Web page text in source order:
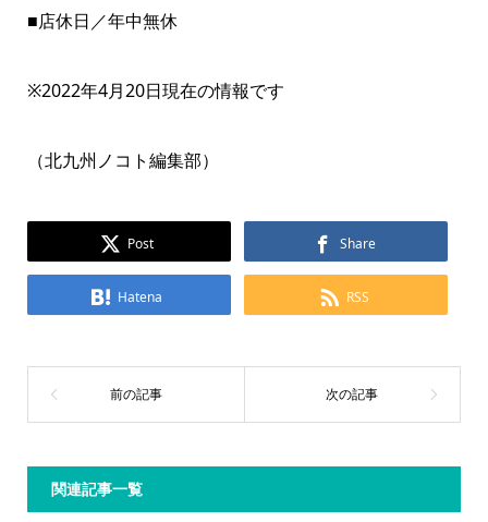
■店休日／年中無休
※2022年4月20日現在の情報です
（北九州ノコト編集部）
Post Share
Hatena RSS
関連記事一覧